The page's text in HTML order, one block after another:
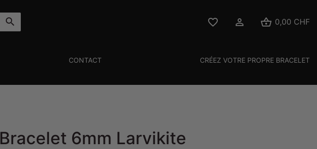
    0,00 CHF
CONTACT CRÉEZ VOTRE PROPRE BRACELET
Bracelet 6mm Larvikite